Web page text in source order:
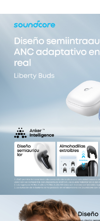
Llamadas claras
algoritmo
funciona con el
identificar y separar
ruido de fondo, lo
llamadas sean
una conversación
Batería de larga
hasta 7 horas de
carga y un total de
carga. ANC
de reproducción
horas con el